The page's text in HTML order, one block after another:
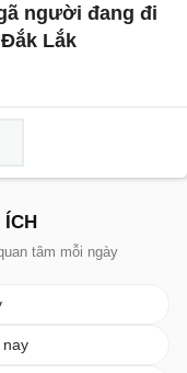
người đang đi
Lắk
tâm mỗi ngày